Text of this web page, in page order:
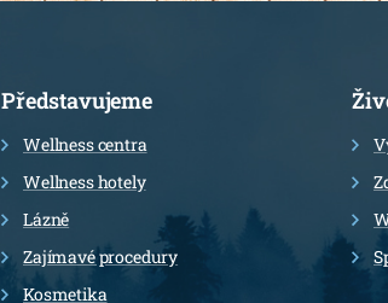
Představujeme
Wellness centra
Wellness hotely
Lázně
Zajímavé procedury
Kosmetika